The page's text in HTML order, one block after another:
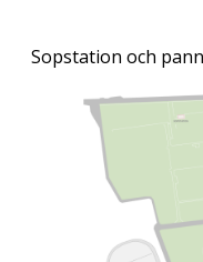
Sopstation och